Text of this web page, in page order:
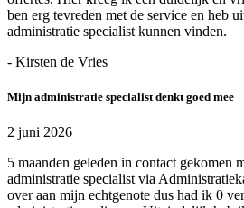
ben erg tevreden met de service en heb
administratie specialist kunnen vinden.
- Kirsten de Vries
Mijn administratie specialist denkt goed mee
2 juni 2026
5 maanden geleden in contact gekomen
administratie specialist via
over aan mijn echtgenote dus had ik 0